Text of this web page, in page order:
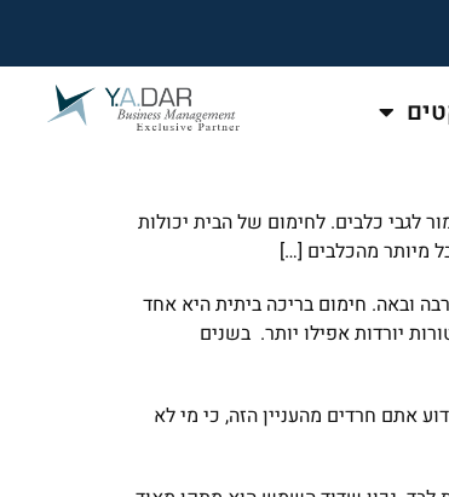
לגבי כלבים. לחימום של הבית יכולות
מיותר מהכלבים […]
ובאה. חימום בריכה ביתית היא אחד
יורדות אפילו יותר. בשנים
אתם חרדים מהעניין הזה, כי מי לא